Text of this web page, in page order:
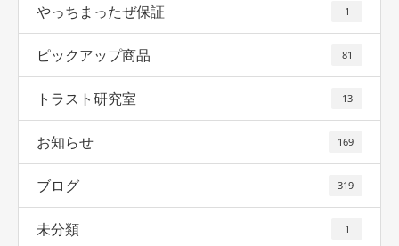
やっちまったぜ保証 1
ピックアップ商品 81
トラスト研究室 13
お知らせ 169
ブログ 319
未分類 1